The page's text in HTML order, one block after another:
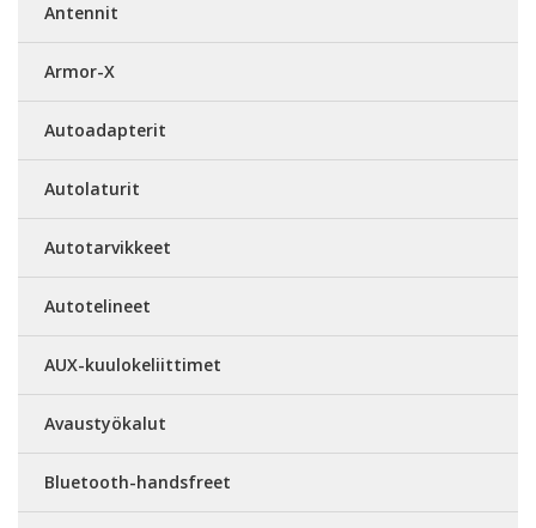
Antennit
Armor-X
Autoadapterit
Autolaturit
Autotarvikkeet
Autotelineet
AUX-kuulokeliittimet
Avaustyökalut
Bluetooth-handsfreet